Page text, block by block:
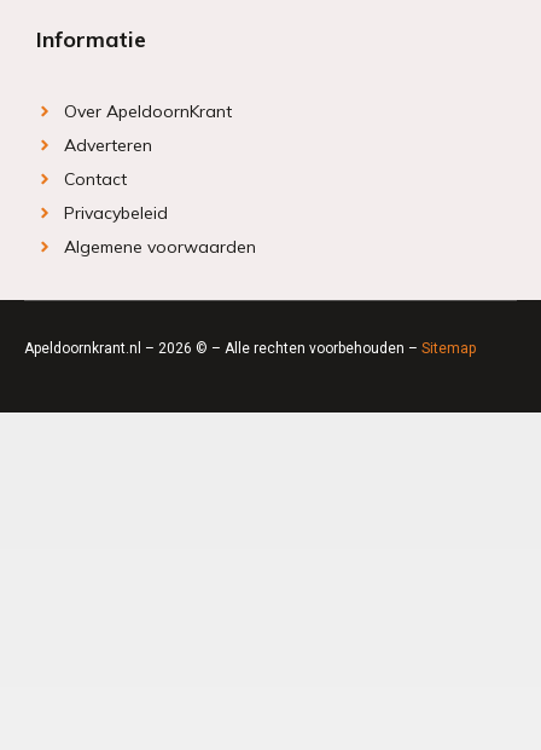
Informatie
Over ApeldoornKrant
Adverteren
Contact
Privacybeleid
Algemene voorwaarden
Apeldoornkrant.nl – 2026 © – Alle rechten voorbehouden – Sitemap